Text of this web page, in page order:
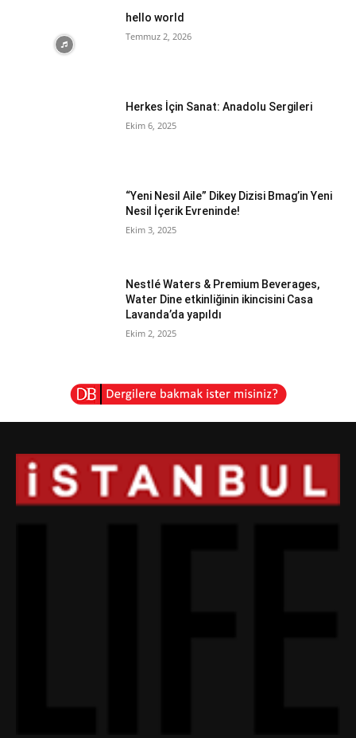
hello world
Temmuz 2, 2026
Herkes İçin Sanat: Anadolu Sergileri
Ekim 6, 2025
“Yeni Nesil Aile” Dikey Dizisi Bmag’in Yeni
Nesil İçerik Evreninde!
Ekim 3, 2025
Nestlé Waters & Premium Beverages,
Water Dine etkinliğinin ikincisini Casa
Lavanda’da yapıldı
Ekim 2, 2025